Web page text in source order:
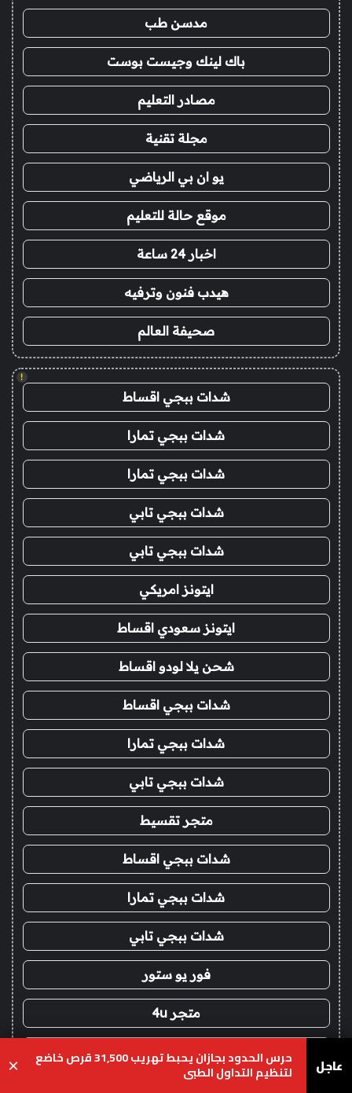
مدسن طب
باك لينك وجيست بوست
مصادر التعليم
مجلة تقنية
يو ان بي الرياضي
موقع حالة للتعليم
اخبار 24 ساعة
هيدب فنون وترفيه
صحيفة العالم
!
شدات ببجي اقساط
شدات ببجي تمارا
شدات ببجي تمارا
شدات ببجي تابي
شدات ببجي تابي
ايتونز امريكي
ايتونز سعودي اقساط
شحن يلا لودو اقساط
شدات ببجي اقساط
شدات ببجي تمارا
شدات ببجي تابي
متجر تقسيط
شدات ببجي اقساط
شدات ببجي تمارا
شدات ببجي تابي
فور يو ستور
متجر 4u
شدات ببجي عن طريق الايدي
عاجل حرس الحدود بجازان يحبط تهريب 31,500 قرص خاضع
لتنظيم التداول الطبي ×